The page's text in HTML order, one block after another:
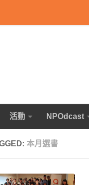
活動 NPOdcast
本月選書